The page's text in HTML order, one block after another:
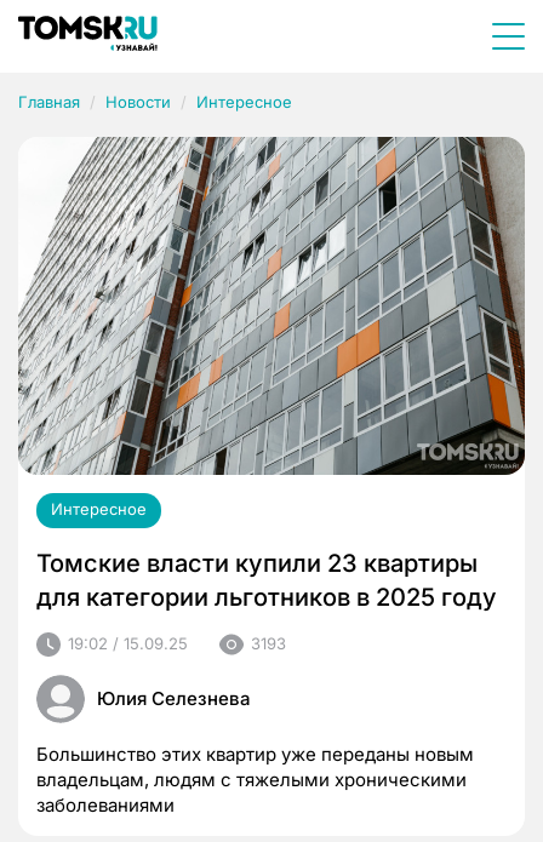
Главная Новости Интересное
Интересное
Томские власти купили 23 квартиры
для категории льготников в 2025 году
19:02 / 15.09.25 3193
Юлия Селезнева
Большинство этих квартир уже переданы новым
владельцам, людям с тяжелыми хроническими
заболеваниями